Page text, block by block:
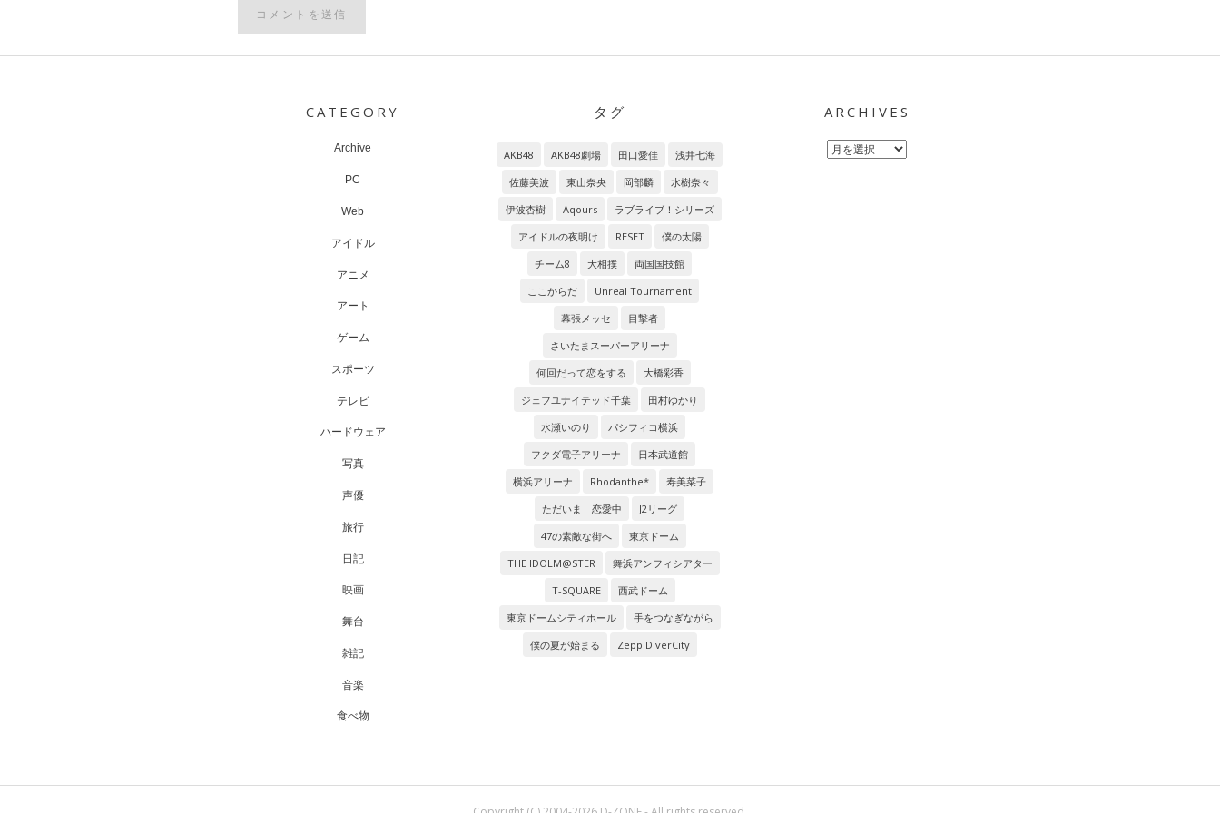
CATEGORY
Archive
PC
Web
アイドル
アニメ
アート
ゲーム
スポーツ
テレビ
ハードウェア
写真
声優
旅行
日記
映画
舞台
雑記
音楽
食べ物
タグ
AKB48 AKB48劇場 田口愛佳
浅井七海
佐藤美波
東山奈央 岡部麟
水樹奈々
伊波杏樹
Aqours
ラブライブ！シリーズ
アイドルの夜明け
RESET
僕の太陽
チーム8
大相撲
両国国技館
ここからだ
Unreal Tournament
幕張メッセ
目撃者
さいたまスーパーアリーナ
何回だって恋をする
大橋彩香
ジェフユナイテッド千葉
田村ゆかり
水瀬いのり
パシフィコ横浜
フクダ電子アリーナ
日本武道館
横浜アリーナ
Rhodanthe*
寿美菜子
ただいま 恋愛中
J2リーグ
47の素敵な街へ
東京ドーム
THE IDOLM@STER
舞浜アンフィシアター
T-SQUARE
西武ドーム
東京ドームシティホール
手をつなぎながら
僕の夏が始まる
Zepp DiverCity
ARCHIVES
Archives